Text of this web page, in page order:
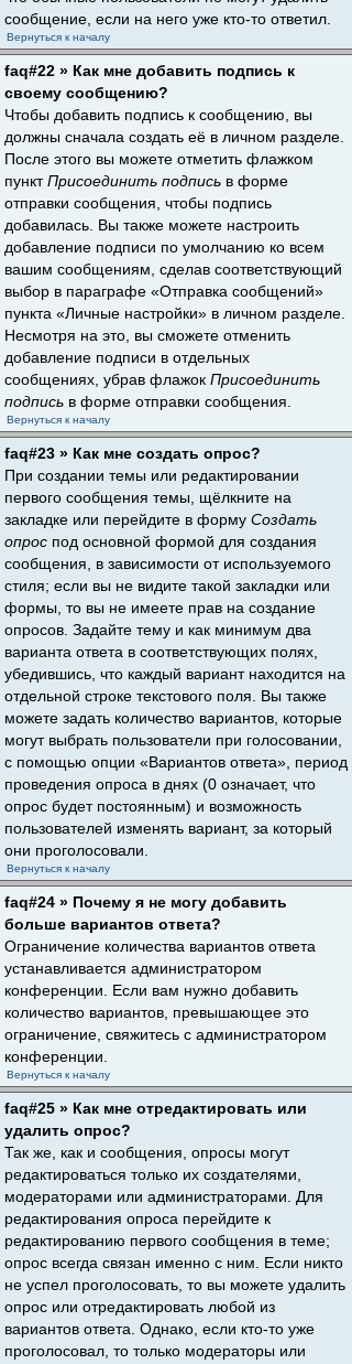
сообщение, если на него уже кто-то ответил.
Вернуться к началу
faq#22 » Как мне добавить подпись к
своему сообщению?
Чтобы добавить подпись к сообщению, вы
должны сначала создать её в личном разделе.
После этого вы можете отметить флажком
пунктПрисоединить подпись в форме
отправки сообщения, чтобы подпись
добавилась. Вы также можете настроить
добавление подписи по умолчанию ко всем
вашим сообщениям, сделав соответствующий
выбор в параграфе «Отправка сообщений»
пункта «Личные настройки» в личном разделе.
Несмотря на это, вы сможете отменить
добавление подписи в отдельных
сообщениях, убрав флажок Присоединить
подпись в форме отправки сообщения.
Вернуться к началу
faq#23 » Как мне создать опрос?
При создании темы или редактировании
первого сообщения темы, щёлкните на
закладке или перейдите в форму Создать
опрос под основной формой для создания
сообщения, в зависимости от используемого
стиля; если вы не видите такой закладки или
формы, то вы не имеете прав на создание
опросов. Задайте тему и как минимум два
варианта ответа в соответствующих полях,
убедившись, что каждый вариант находится на
отдельной строке текстового поля. Вы также
можете задать количество вариантов, которые
могут выбрать пользователи при голосовании,
с помощью опции «Вариантов ответа», период
проведения опроса в днях (0 означает, что
опрос будет постоянным) и возможность
пользователей изменять вариант, за который
они проголосовали.
Вернуться к началу
faq#24 » Почему я не могу добавить
больше вариантов ответа?
Ограничение количества вариантов ответа
устанавливается администратором
конференции. Если вам нужно добавить
количество вариантов, превышающее это
ограничение, свяжитесь с администратором
конференции.
Вернуться к началу
faq#25 » Как мне отредактировать или
удалить опрос?
Так же, как и сообщения, опросы могут
редактироваться только их создателями,
модераторами или администраторами. Для
редактирования опроса перейдите к
редактированию первого сообщения в теме;
опрос всегда связан именно с ним. Если никто
не успел проголосовать, то вы можете удалить
опрос или отредактировать любой из
вариантов ответа. Однако, если кто-то уже
проголосовал, то только модераторы или